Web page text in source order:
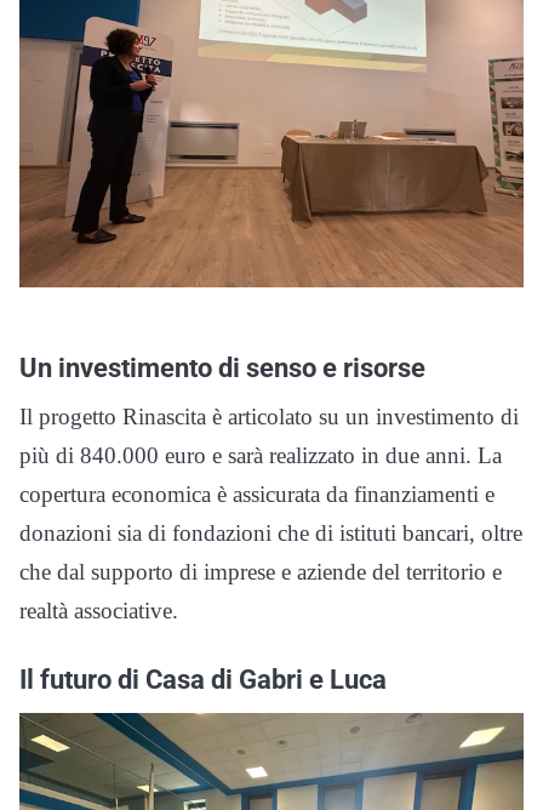
Un investimento di senso e risorse
Il progetto Rinascita è articolato su un investimento di
più di 840.000 euro e sarà realizzato in due anni. La
copertura economica è assicurata da finanziamenti e
donazioni sia di fondazioni che di istituti bancari, oltre
che dal supporto di imprese e aziende del territorio e
realtà associative.
Il futuro di Casa di Gabri e Luca